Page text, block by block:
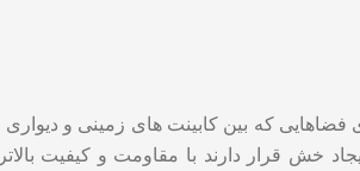
که بین کابینت های زمینی و دیواری
خش قرار دارند با مقاومت و کیفیت